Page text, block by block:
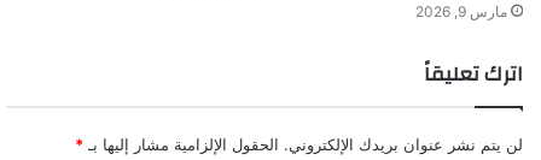
مارس 9, 2026
اترك تعليقاً
لن يتم نشر عنوان بريدك الإلكتروني. الحقول الإلزامية مشار إليها بـ *